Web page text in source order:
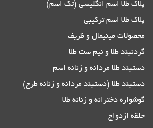
پلاک طلا اسم انگلیسی (تک اسم)
پلاک طلا اسم ترکیبی
محصولات مینیمال و ظریف
گردنبند طلا و نیم ست طلا
دستبند طلا مردانه و زنانه اسم
دستبند طلا (دستبند مردانه و زنانه طرح)
گوشواره دخترانه و زنانه طلا
حلقه ازدواج